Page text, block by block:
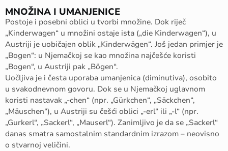
MNOŽINA I UMANJENICE
Postoje i posebni oblici u tvorbi množine. Dok riječ
„Kinderwagen“ u množini ostaje ista („die Kinderwagen“), u
Austriji je uobičajen oblik „Kinderwägen“. Još jedan primjer je
„Bogen“: u Njemačkoj se kao množina najčešće koristi
„Bogen“, u Austriji pak „Bögen“.
Uočljiva je i česta uporaba umanjenica (diminutiva), osobito
u svakodnevnom govoru. Dok se u Njemačkoj uglavnom
koristi nastavak „-chen“ (npr. „Gürkchen“, „Säckchen“,
„Mäuschen“), u Austriji su češći oblici „-erl“ ili „-l“ (npr.
„Gurkerl“, „Sackerl“, „Mauserl“). Zanimljivo je da se „Sackerl“
danas smatra samostalnim standardnim izrazom – neovisno
o stvarnoj veličini.